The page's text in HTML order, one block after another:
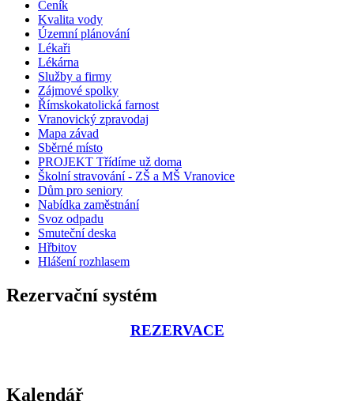
Ceník
Kvalita vody
Územní plánování
Lékaři
Lékárna
Služby a firmy
Zájmové spolky
Římskokatolická farnost
Vranovický zpravodaj
Mapa závad
Sběrné místo
PROJEKT Třídíme už doma
Školní stravování - ZŠ a MŠ Vranovice
Dům pro seniory
Nabídka zaměstnání
Svoz odpadu
Smuteční deska
Hřbitov
Hlášení rozhlasem
Rezervační systém
REZERVACE
Kalendář